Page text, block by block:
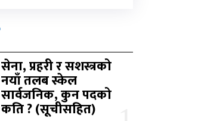
सेना, प्रहरी र सशस्त्रको
नयाँ तलब स्केल
सार्वजनिक, कुन पदको
कति ? (सूचीसहित)